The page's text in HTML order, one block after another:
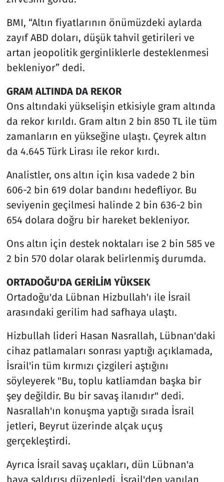
BMI, “Altın fiyatlarının önümüzdeki aylarda
zayıf ABD doları, düşük tahvil getirileri ve
artan jeopolitik gerginliklerle desteklenmesi
bekleniyor” dedi.
GRAM ALTINDA DA REKOR
Ons altındaki yükselişin etkisiyle gram altında
da rekor kırıldı. Gram altın 2 bin 850 TL ile tüm
zamanların en yükseğine ulaştı. Çeyrek altın
da 4.645 Türk Lirası ile rekor kırdı.
Analistler, ons altın için kısa vadede 2 bin
606-2 bin 619 dolar bandını hedefliyor. Bu
seviyenin geçilmesi halinde 2 bin 636-2 bin
654 dolara doğru bir hareket bekleniyor.
Ons altın için destek noktaları ise 2 bin 585 ve
2 bin 570 dolar olarak belirlenmiş durumda.
ORTADOĞU'DA GERİLİM YÜKSEK
Ortadoğu'da Lübnan Hizbullah'ı ile İsrail
arasındaki gerilim had safhaya ulaştı.
Hizbullah lideri Hasan Nasrallah, Lübnan'daki
cihaz patlamaları sonrası yaptığı açıklamada,
İsrail'in tüm kırmızı çizgileri aştığını
söyleyerek "Bu, toplu katliamdan başka bir
şey değildir. Bu bir savaş ilanıdır" dedi.
Nasrallah'ın konuşma yaptığı sırada İsrail
jetleri, Beyrut üzerinde alçak uçuş
gerçekleştirdi.
Ayrıca İsrail savaş uçakları, dün Lübnan'a
hava saldırısı düzenledi. İsrail'den yapılan